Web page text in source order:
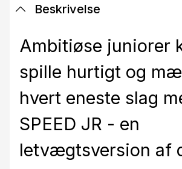
Beskrivelse
Ambitiøse juniorer
spille hurtigt og
hvert eneste slag
SPEED JR - en
letvægtsversion af